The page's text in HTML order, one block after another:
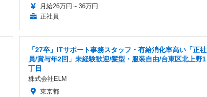
月給26万円～36万円
正社員
「27卒」ITサポート事務スタッフ・有給消化率高い「正社
員/賞与年2回」未経験歓迎/髪型・服装自由/台東区北上野1
丁目
株式会社ELM
東京都